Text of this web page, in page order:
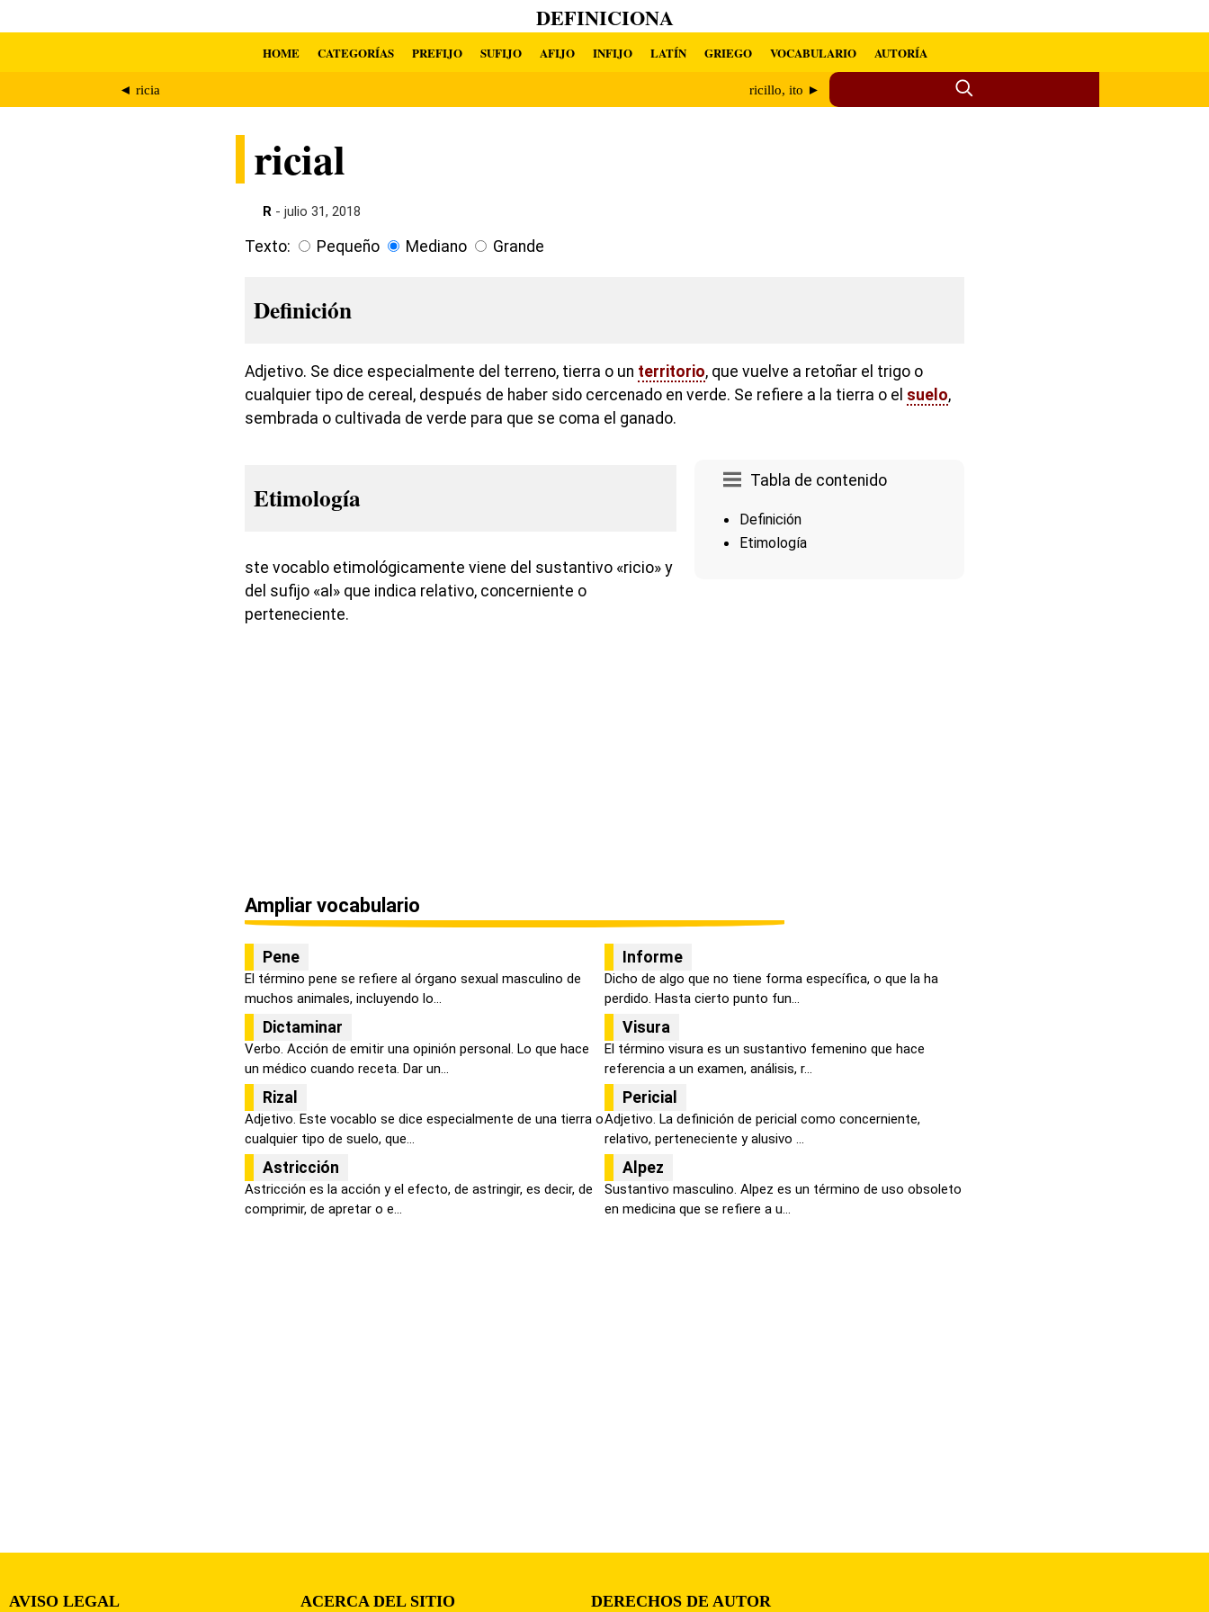
DEFINICIONA
HOME CATEGORÍAS PREFIJO SUFIJO AFIJO INFIJO LATÍN GRIEGO VOCABULARIO AUTORÍA
◄ ricia ricillo, ito ►
ricial
R - julio 31, 2018
Texto: Pequeño Mediano Grande
Definición
Adjetivo. Se dice especialmente del terreno, tierra o un territorio, que vuelve a retoñar el trigo o
cualquier tipo de cereal, después de haber sido cercenado en verde. Se refiere a la tierra o el suelo,
sembrada o cultivada de verde para que se coma el ganado.
Tabla de contenido
Definición
Etimología
Etimología
ste vocablo etimológicamente viene del sustantivo «ricio» y
del sufijo «al» que indica relativo, concerniente o
perteneciente.
Ampliar vocabulario
Pene
El término pene se refiere al órgano sexual masculino de
muchos animales, incluyendo lo...
Informe
Dicho de algo que no tiene forma específica, o que la ha
perdido. Hasta cierto punto fun...
Dictaminar
Verbo. Acción de emitir una opinión personal. Lo que hace
un médico cuando receta. Dar un...
Visura
El término visura es un sustantivo femenino que hace
referencia a un examen, análisis, r...
Rizal
Adjetivo. Este vocablo se dice especialmente de una tierra o
cualquier tipo de suelo, que...
Pericial
Adjetivo. La definición de pericial como concerniente,
relativo, perteneciente y alusivo ...
Astricción
Astricción es la acción y el efecto, de astringir, es decir, de
comprimir, de apretar o e...
Alpez
Sustantivo masculino. Alpez es un término de uso obsoleto
en medicina que se refiere a u...
AVISO LEGAL ACERCA DEL SITIO DERECHOS DE AUTOR